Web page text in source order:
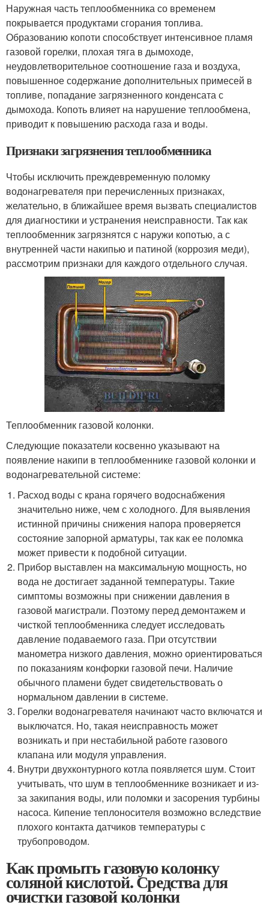
Наружная часть теплообменника со временем
покрывается продуктами сгорания топлива.
Образованию копоти способствует интенсивное пламя
газовой горелки, плохая тяга в дымоходе,
неудовлетворительное соотношение газа и воздуха,
повышенное содержание дополнительных примесей в
топливе, попадание загрязненного конденсата с
дымохода. Копоть влияет на нарушение теплообмена,
приводит к повышению расхода газа и воды.
Признаки загрязнения теплообменника
Чтобы исключить преждевременную поломку
водонагревателя при перечисленных признаках,
желательно, в ближайшее время вызвать специалистов
для диагностики и устранения неисправности. Так как
теплообменник загрязнятся с наружи копотью, а с
внутренней части накипью и патиной (коррозия меди),
рассмотрим признаки для каждого отдельного случая.
Теплообменник газовой колонки.
Следующие показатели косвенно указывают на
появление накипи в теплообменнике газовой колонки и
водонагревательной системе:
Расход воды с крана горячего водоснабжения
значительно ниже, чем с холодного. Для выявления
истинной причины снижения напора проверяется
состояние запорной арматуры, так как ее поломка
может привести к подобной ситуации.
Прибор выставлен на максимальную мощность, но
вода не достигает заданной температуры. Такие
симптомы возможны при снижении давления в
газовой магистрали. Поэтому перед демонтажем и
чисткой теплообменника следует исследовать
давление подаваемого газа. При отсутствии
манометра низкого давления, можно ориентироваться
по показаниям конфорки газовой печи. Наличие
обычного пламени будет свидетельствовать о
нормальном давлении в системе.
Горелки водонагревателя начинают часто включатся и
выключатся. Но, такая неисправность может
возникать и при нестабильной работе газового
клапана или модуля управления.
Внутри двухконтурного котла появляется шум. Стоит
учитывать, что шум в теплообменнике возникает и из-
за закипания воды, или поломки и засорения турбины
насоса. Кипение теплоносителя возможно вследствие
плохого контакта датчиков температуры с
трубопроводом.
Как промыть газовую колонку
соляной кислотой. Средства для
очистки газовой колонки